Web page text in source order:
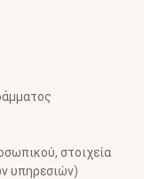
στοιχεία
υπηρεσιών)